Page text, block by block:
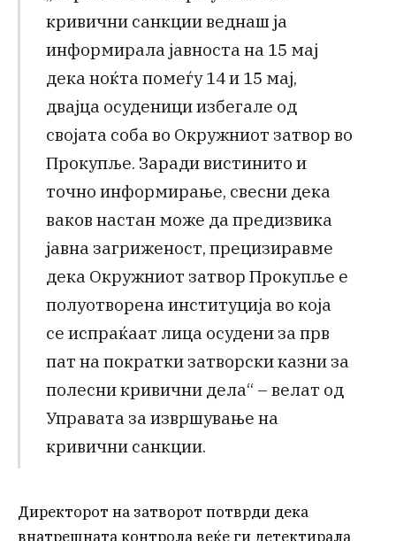
кривични санкции веднаш ја
информирала јавноста на 15 мај
дека ноќта помеѓу 14 и 15 мај,
двајца осуденици избегале од
својата соба во Окружниот затвор во
Прокупље. Заради вистинито и
точно информирање, свесни дека
ваков настан може да предизвика
јавна загриженост, прецизиравме
дека Окружниот затвор Прокупље е
полуотворена институција во која
се испраќаат лица осудени за прв
пат на пократки затворски казни за
полесни кривични дела“ – велат од
Управата за извршување на
кривични санкции.
Директорот на затворот потврди дека
внатрешната контрола веќе ги детектирала